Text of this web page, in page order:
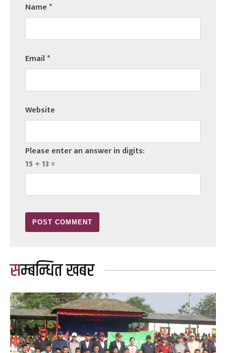
Name*
Email*
Website
Please enter an answer in digits:
15 + 13 =
सम्बन्धित खबर